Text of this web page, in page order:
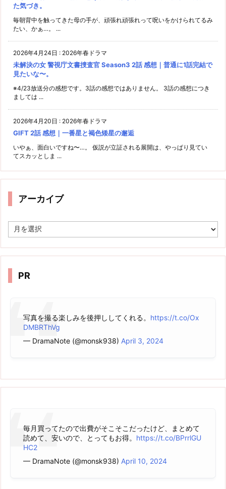
た気づき。
毎朝背中を触ってきた母の手が、頑張れ頑張れって呪いをかけられてるみ
たい、かぁ…。 ...
2026年4月24日 : 2026年春ドラマ
未解決の女 警視庁文書捜査官 Season3 2話 感想｜普通に1話完結で
見たいな〜。
※4/23放送分の感想です。3話の感想ではありません。 3話の感想につき
ましては ...
2026年4月20日 : 2026年春ドラマ
GIFT 2話 感想｜一番星と褐色矮星の邂逅
いやぁ、面白いですね〜…。 仮説が立証される展開は、やっぱり見てい
てスカッとしま ...
アーカイブ
ー
イ
PR
写真を撮る楽しみを後押ししてくれる。 https://t.co/Ox
DMBRThVg
— DramaNote (@monsk938) April 3, 2024
毎月買ってたので出費がそこそこだったけど、まとめて
読めて、安いので、とってもお得。 https://t.co/BPrrlGU
HC2
— DramaNote (@monsk938) April 10, 2024